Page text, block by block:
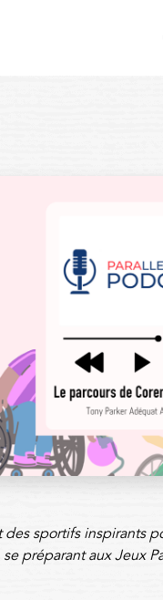
sportifs inspirants
préparant aux Jeux